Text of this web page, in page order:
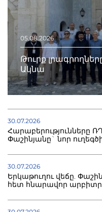
05.08.2026
Թուրք
Ակնա
30.07.2026
Հարաբերությունները
Փաշինյանը` նոր
30.07.2026
Երկաթուղու վեճը.
հետ հնարավոր